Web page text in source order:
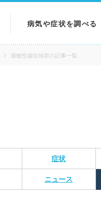
病気や症状を調べる
病気を調べる
過敏性腸症候群の記事一覧
症状
ニュース